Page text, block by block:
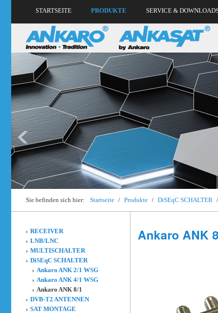
STARTSEITE PRODUKTE SERVICE &
Sie befinden sich hier: Startseite / Produkte / DiSEqC SCHALTER /
RECEIVER
LNB/LNC
MULTISCHALTER
DiSEqC SCHALTER
Ankaro ANK 2/1 WSG
Ankaro ANK 4/1 WSG
Ankaro ANK 8/1
DVB-T2 ANTENNEN
SAT MONTAGE
Ankaro ANK